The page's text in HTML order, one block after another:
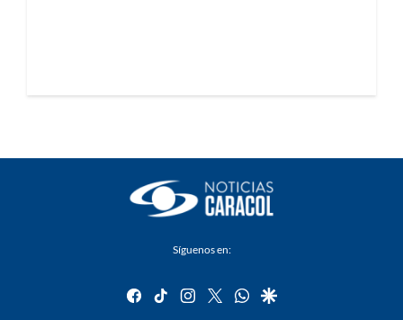
Síguenos en:
facebook
tiktok instagram
twitterwhatsapp
google